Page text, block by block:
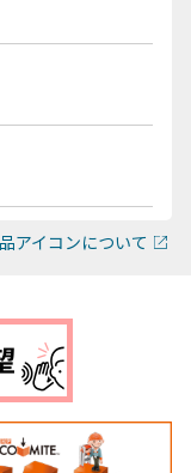
アイコンについて